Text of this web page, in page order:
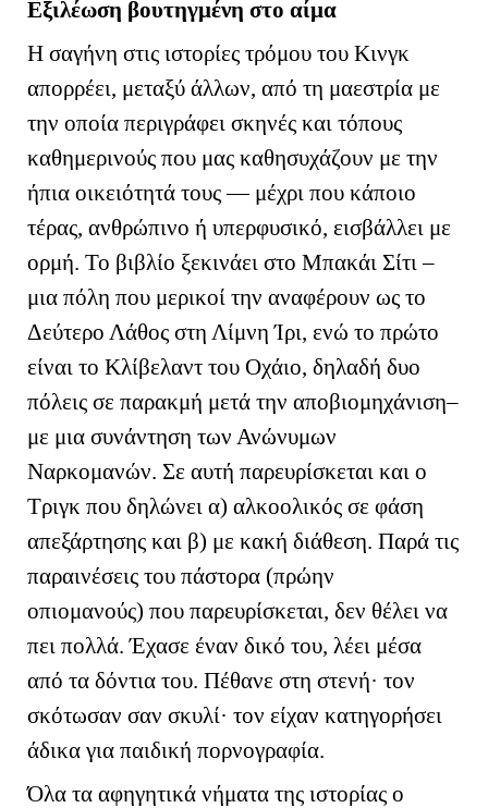
Εξιλέωση βουτηγμένη στο αίμα
H σαγήνη στις ιστορίες τρόμου του Κινγκ
απορρέει, μεταξύ άλλων, από τη μαεστρία με
την οποία περιγράφει σκηνές και τόπους
καθημερινούς που μας καθησυχάζουν με την
ήπια οικειότητά τους — μέχρι που κάποιο
τέρας, ανθρώπινο ή υπερφυσικό, εισβάλλει με
ορμή. Το βιβλίο ξεκινάει στο Μπακάι Σίτι –
μια πόλη που μερικοί την αναφέρουν ως το
Δεύτερο Λάθος στη Λίμνη Ίρι, ενώ το πρώτο
είναι το Κλίβελαντ του Οχάιο, δηλαδή δυο
πόλεις σε παρακμή μετά την αποβιομηχάνιση–
με μια συνάντηση των Ανώνυμων
Ναρκομανών. Σε αυτή παρευρίσκεται και ο
Τριγκ που δηλώνει α) αλκοολικός σε φάση
απεξάρτησης και β) με κακή διάθεση. Παρά τις
παραινέσεις του πάστορα (πρώην
οπιομανούς) που παρευρίσκεται, δεν θέλει να
πει πολλά. Έχασε έναν δικό του, λέει μέσα
από τα δόντια του. Πέθανε στη στενή· τον
σκότωσαν σαν σκυλί· τον είχαν κατηγορήσει
άδικα για παιδική πορνογραφία.
Όλα τα αφηγητικά νήματα της ιστορίας ο